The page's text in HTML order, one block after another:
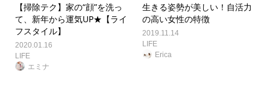
【掃除テク】家の“顔”を洗っ
て、新年から運気UP★【ライ
フスタイル】
2020.01.16
LIFE
エミナ
生きる姿勢が美しい！自活力
の高い女性の特徴
2019.11.14
LIFE
Erica